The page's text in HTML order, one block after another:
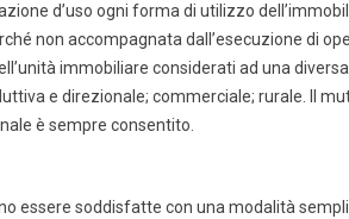
d’uso ogni forma di utilizzo
non accompagnata dall’esecuzione di
immobiliare considerati ad una
e direzionale; commerciale; rurale. Il
è sempre consentito.
essere soddisfatte con una modalità